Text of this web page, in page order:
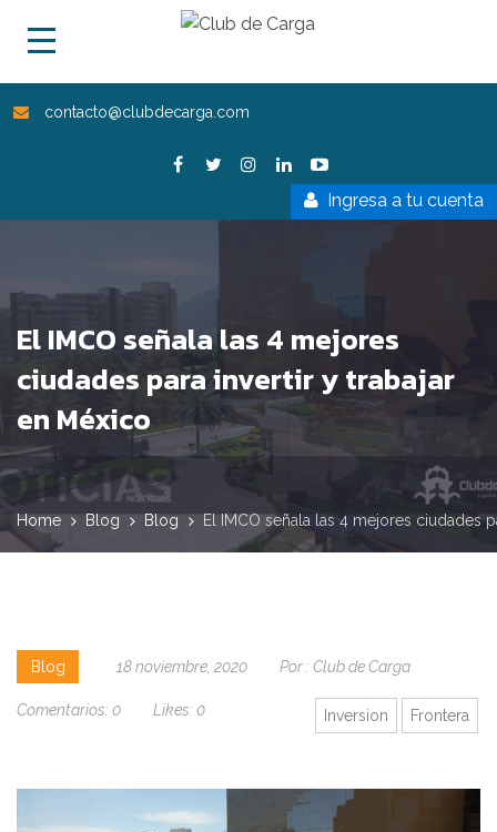
contacto@clubdecarga.com
Ingresa a tu cuenta
El IMCO señala las 4 mejores
ciudades para invertir y trabajar
en México
Home Blog Blog El IMCO señala las 4 mejores ciudades
Blog 18 noviembre, 2020 Por : Club de Carga
Comentarios: 0 Likes: 0 Frontera
Inversion